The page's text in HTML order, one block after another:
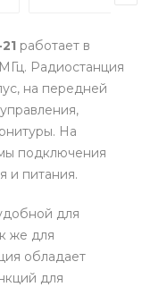
работает в
Радиостанция
на передней
На
подключения
и питания.
для
же для
обладает
для